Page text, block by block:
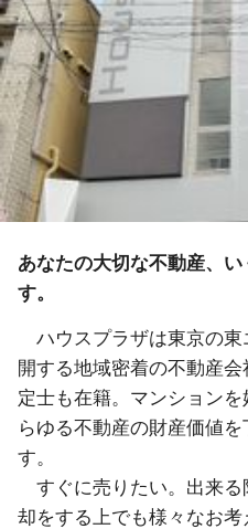
あなたの大切な不動産、
す。
ハウスプラザは東京の東
開する地域密着の不動産
定士も在籍。マンション
らゆる不動産の財産価値
す。
すぐに売りたい。出来る
却をする上でも様々なお